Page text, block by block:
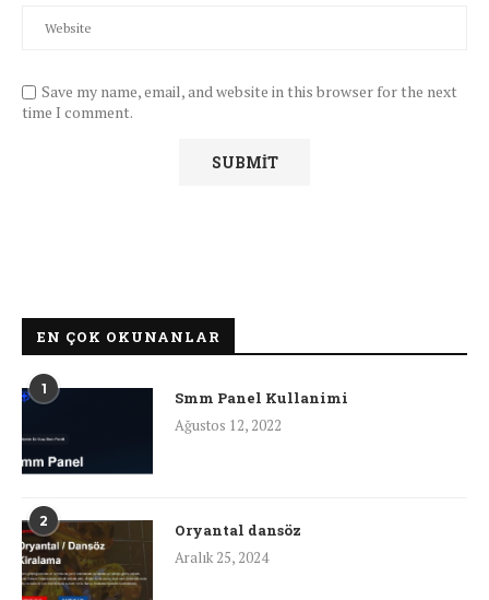
Save my name, email, and website in this browser for the next
time I comment.
EN ÇOK OKUNANLAR
1
Smm Panel Kullanimi
Ağustos 12, 2022
2
Oryantal dansöz
Aralık 25, 2024